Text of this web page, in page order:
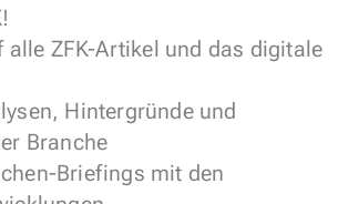
ZFK-Artikel und das digitale
Hintergründe und
Branche
Briefings mit den